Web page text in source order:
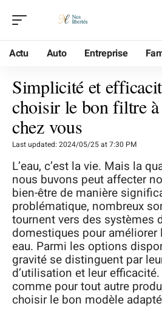
Actu Auto Entreprise
Simplicité et
choisir le bon filtre
chez vous
Last updated: 2024/05/25 at 7:30 PM
L’eau, c’est la vie. Mais la
nous buvons peut affecter
bien-être de manière
problématique, nombreux
tournent vers des systèmes
domestiques pour améliorer
eau. Parmi les options
gravité se distinguent par
d’utilisation et leur
comme pour tout autre
choisir le bon modèle